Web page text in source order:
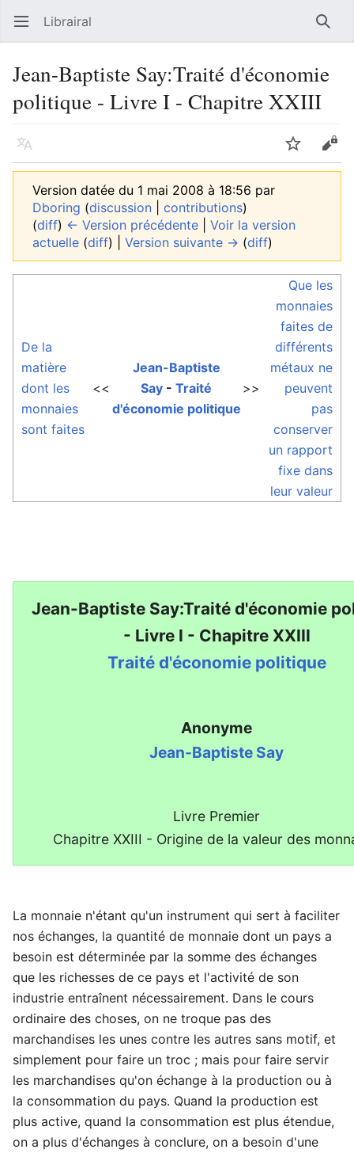
Ouvrir le menu principal Librairal
Jean-Baptiste Say:Traité d'économie
politique - Livre I - Chapitre XXIII
Langue Suivre
Version datée du 1 mai 2008 à 18:56 par
Dboring (discussion contributions)
(diff) ← Version précédente
Voir la version
actuelle (diff) | Version suivante → (diff)
De la
matière
dont les
monnaies
sont faites
<<
Jean-Baptiste
Say - Traité
d'économie politique
>>
Que les
monnaies
faites de
différents
métaux ne
peuvent
pas
conserver
un rapport
fixe dans
leur valeur
Jean-Baptiste Say:Traité d'économie
- Livre I - Chapitre XXIII
Traité d'économie politique
Anonyme
Jean-Baptiste Say
Livre Premier
Chapitre XXIII - Origine de la valeur des
La monnaie n'étant qu'un instrument qui sert à faciliter
nos échanges, la quantité de monnaie dont un pays a
besoin est déterminée par la somme des échanges
que les richesses de ce pays et l'activité de son
industrie entraînent nécessairement. Dans le cours
ordinaire des choses, on ne troque pas des
marchandises les unes contre les autres sans motif, et
simplement pour faire un troc ; mais pour faire servir
les marchandises qu'on échange à la production ou à
la consommation du pays. Quand la production est
plus active, quand la consommation est plus étendue,
on a plus d'échanges à conclure, on a besoin d'une